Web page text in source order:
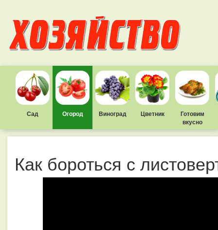
Сад Огород Виноград Цветник
Готовим
вкусно
Как бороться с